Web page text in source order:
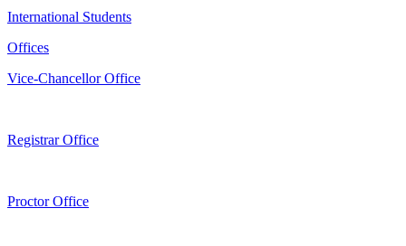
International Students
Offices
Vice-Chancellor Office
Registrar Office
Proctor Office